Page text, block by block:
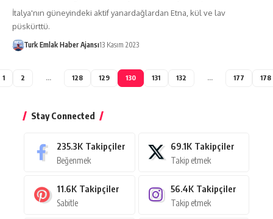
İtalya'nın güneyindeki aktif yanardağlardan Etna, kül ve lav
püskürttü.
Turk Emlak Haber Ajansı13 Kasım 2023
1 2 … 128 129 130 131 132 … 177 178
Stay Connected
235.3K Takipçiler
Beğenmek
69.1K Takipçiler
Takip etmek
11.6K Takipçiler
Sabitle
56.4K Takipçiler
Takip etmek